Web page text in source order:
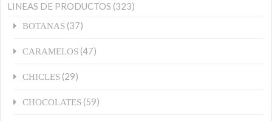
LINEAS DE PRODUCTOS (323)
BOTANAS (37)
CARAMELOS (47)
CHICLES (29)
CHOCOLATES (59)